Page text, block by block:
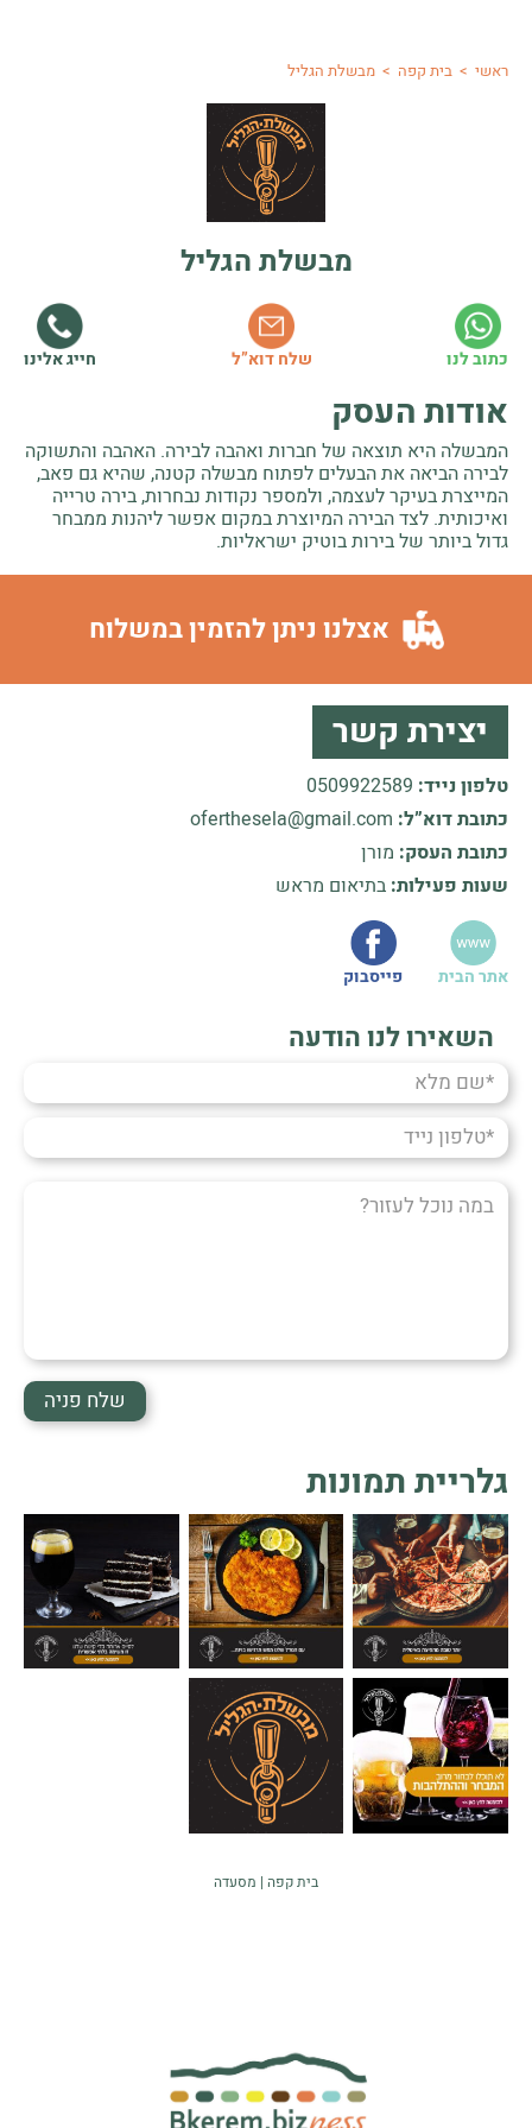
ראשי > בית קפה > מבשלת הגליל
מבשלת הגליל
כתוב לנו שלח דוא”ל חייג אלינו
אודות העסק
המבשלה היא תוצאה של חברות ואהבה לבירה. האהבה והתשוקה
לבירה הביאה את הבעלים לפתוח מבשלה קטנה, שהיא גם פאב,
המייצרת בעיקר לעצמה, ולמספר נקודות נבחרות, בירה טרייה
ואיכותית. לצד הבירה המיוצרת במקום אפשר ליהנות ממבחר
גדול ביותר של בירות בוטיק ישראליות.
אצלנו ניתן להזמין במשלוח
יצירת קשר
טלפון נייד: 0509922589
כתובת דוא”ל: oferthesela@gmail.com
כתובת העסק: מורן
שעות פעילות: בתיאום מראש
אתר הבית פייסבוק
השאירו לנו הודעה
שם
מלא
טלפון
נייד
במה
נוכל
גלריית תמונות
בית קפה מסעדה